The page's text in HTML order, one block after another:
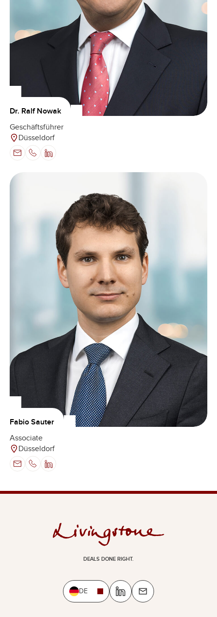
Dr. Ralf Nowak
Geschäftsführer
Düsseldorf
Fabio Sauter
Associate
Düsseldorf
DEALS DONE RIGHT.
DE